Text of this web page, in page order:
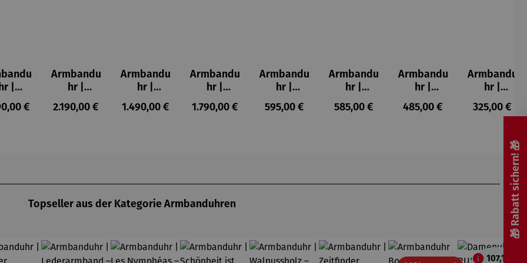
|
C.
Preis:
€
Armbandu
hr |
ASKANIA
Taifun
Regulärer Preis:
2.190,00 €
Armbandu
hr |
ASKANIA
Taifun mit
Regulärer Preis:
1.490,00 €
Armbandu
hr |
ASKANIA
Tegel
Regulärer Preis:
1.790,00 €
Armbandu
hr |
Atrium
Automatik
Regulärer Preis:
595,00 €
Armbandu
hr |
Atrium
Automatik
Regulärer Preis:
585,00 €
Armbandu
hr |
Automatik
– Flieger
Regulärer Preis:
485,00 €
Armbandu
hr |
Bauhaus
40
Regulärer
325,00 €
Topseller aus der Kategorie Armbanduhren
107,10 €
🎁 Rabatt sichern! 🎁